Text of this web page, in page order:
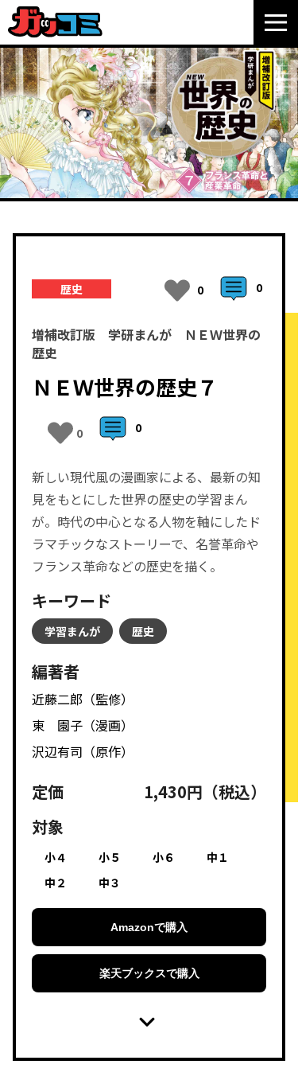
歴史 0 0
増補改訂版 学研まんが ＮＥＷ世界の
歴史
ＮＥＷ世界の歴史７
0 0
新しい現代風の漫画家による、最新の知
見をもとにした世界の歴史の学習まん
が。時代の中心となる人物を軸にしたド
ラマチックなストーリーで、名誉革命や
フランス革命などの歴史を描く。
キーワード
学習まんが 歴史
編著者
近藤二郎（監修）
東 園子（漫画）
沢辺有司（原作）
定価
1,430円（税込）
対象
小４ 小５ 小６
中１
中２
中３
Amazonで購入
楽天ブックスで購入